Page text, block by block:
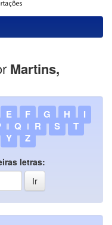
Martins,
E F G H
I
Q R S
T
Y Z
letras: